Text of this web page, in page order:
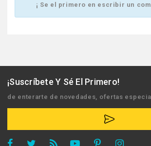
¡ Se el primero en escribir un
¡Suscríbete Y Sé El Primero!
de enterarte de novedades, ofertas